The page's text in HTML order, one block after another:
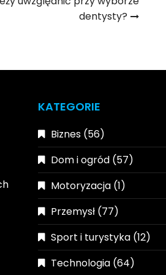
dentysty?
KATEGORIE
Biznes (56)
Dom i ogród (57)
Motoryzacja (1)
Przemysł (77)
Sport i turystyka (12)
Technologia (64)